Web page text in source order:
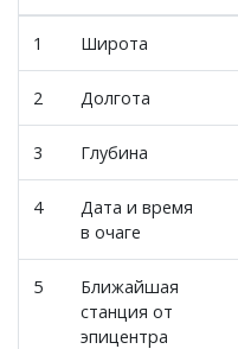
1 Широта
2 Долгота
3 Глубина
4
Дата и время
в очаге
5
Ближайшая
станция от
эпицентра